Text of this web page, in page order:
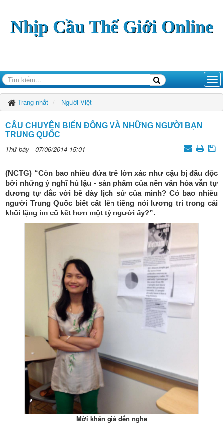
Nhịp Cầu Thế Giới Online
Trang nhất Người Việt
CÂU CHUYỆN BIỂN ĐÔNG VÀ NHỮNG NGƯỜI BẠN
TRUNG QUỐC
Thứ bảy - 07/06/2014 15:01
(NCTG) “Còn bao nhiêu đứa trẻ lớn xác như cậu bị đầu độc
bởi những ý nghĩ hủ lậu - sản phẩm của nền văn hóa vẫn tự
dương tự đắc với bề dày lịch sử của mình? Có bao nhiêu
người Trung Quốc biết cất lên tiếng nói lương tri trong cái
khối lặng im cố kết hơn một tỷ người ấy?”.
Mời khán giả đến nghe